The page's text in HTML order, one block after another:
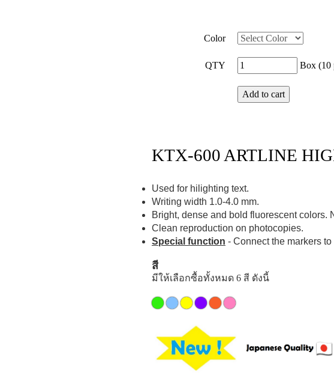
Color
QTY Box (10
KTX-600 ARTLINE
Used for hilighting text.
Writing width 1.0-4.0 mm.
Bright, dense and bold fluorescent colors.
Clean reproduction on photocopies.
Special function - Connect the markers
สี
มีให้เลือกซื้อทั้งหมด 6 สี ดังนี้